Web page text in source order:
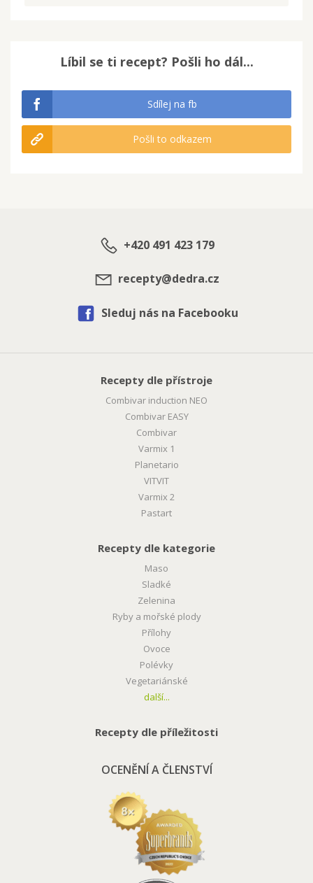
Líbil se ti recept? Pošli ho dál...
Sdílej na fb
Pošli to odkazem
+420 491 423 179
recepty@dedra.cz
Sleduj nás na Facebooku
Recepty dle přístroje
Combivar induction NEO
Combivar EASY
Combivar
Varmix 1
Planetario
VITVIT
Varmix 2
Pastart
Recepty dle kategorie
Maso
Sladké
Zelenina
Ryby a mořské plody
Přílohy
Ovoce
Polévky
Vegetariánské
další...
Recepty dle příležitosti
OCENĚNÍ A ČLENSTVÍ